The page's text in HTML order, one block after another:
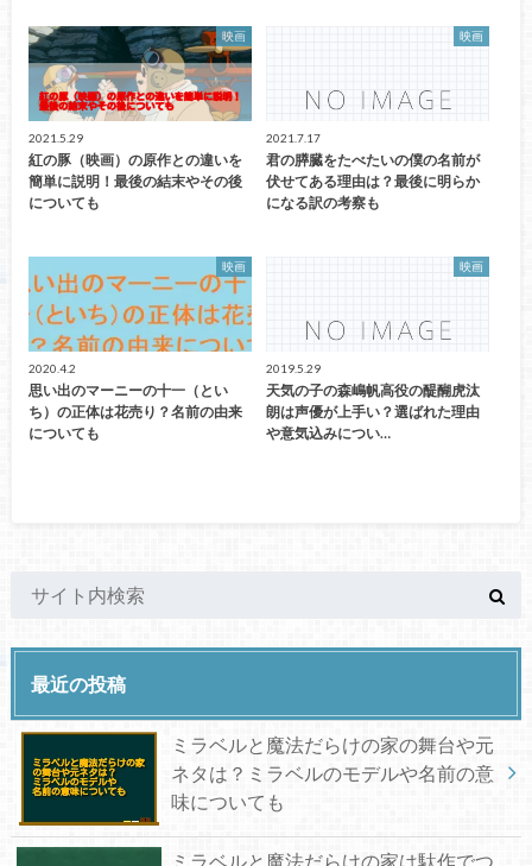
映画
2021.5.29
紅の豚（映画）の原作との違いを
簡単に説明！最後の結末やその後
についても
映画
2021.7.17
君の膵臓をたべたいの僕の名前が
伏せてある理由は？最後に明らか
になる訳の考察も
映画
2020.4.2
思い出のマーニーの十一（とい
ち）の正体は花売り？名前の由来
についても
映画
2019.5.29
天気の子の森嶋帆高役の醍醐虎汰
朗は声優が上手い？選ばれた理由
や意気込みについ…
最近の投稿
ミラベルと魔法だらけの家の舞台や元
ネタは？ミラベルのモデルや名前の意
味についても
ミラベルと魔法だらけの家は駄作でつ